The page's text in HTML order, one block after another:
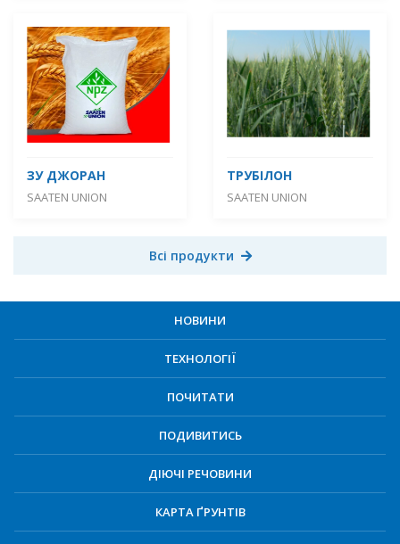
ЗУ ДЖОРАН
SAATEN UNION
ТРУБІЛОН
SAATEN UNION
Всі продукти
НОВИНИ
ТЕХНОЛОГІЇ
ПОЧИТАТИ
ПОДИВИТИСЬ
ДІЮЧІ РЕЧОВИНИ
КАРТА ҐРУНТІВ